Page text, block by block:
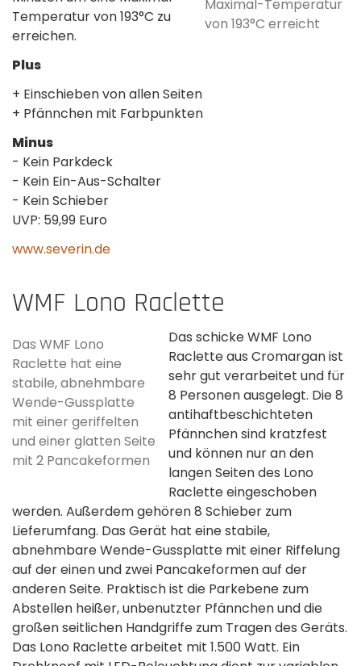
Maximal-Temperatur
von 193°C erreicht
Temperatur von 193°C zu
erreichen.
Plus
+ Einschieben von allen Seiten
+ Pfännchen mit Farbpunkten
Minus
- Kein Parkdeck
- Kein Ein-Aus-Schalter
- Kein Schieber
UVP: 59,99 Euro
www.severin.de
WMF Lono Raclette
Das WMF Lono
Raclette hat eine
stabile, abnehmbare
Wende-Gussplatte
mit einer geriffelten
und einer glatten Seite
mit 2 Pancakeformen
Das schicke WMF Lono
Raclette aus Cromargan ist
sehr gut verarbeitet und für
8 Personen ausgelegt. Die 8
antihaftbeschichteten
Pfännchen sind kratzfest
und können nur an den
langen Seiten des Lono
Raclette eingeschoben
werden. Außerdem gehören 8 Schieber zum
Lieferumfang. Das Gerät hat eine stabile,
abnehmbare Wende-Gussplatte mit einer Riffelung
auf der einen und zwei Pancakeformen auf der
anderen Seite. Praktisch ist die Parkebene zum
Abstellen heißer, unbenutzter Pfännchen und die
großen seitlichen Handgriffe zum Tragen des Geräts.
Das Lono Raclette arbeitet mit 1.500 Watt. Ein